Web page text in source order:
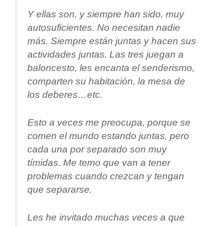
Y ellas son, y siempre han sido, muy
autosuficientes. No necesitan nadie
más. Siempre están juntas y hacen sus
actividades juntas. Las tres juegan a
baloncesto, les encanta el senderismo,
comparten su habitación, la mesa de
los deberes…etc.
Esto a veces me preocupa, porque se
comen el mundo estando juntas, pero
cada una por separado son muy
tímidas. Me temo que van a tener
problemas cuando crezcan y tengan
que separarse.
Les he invitado muchas veces a que